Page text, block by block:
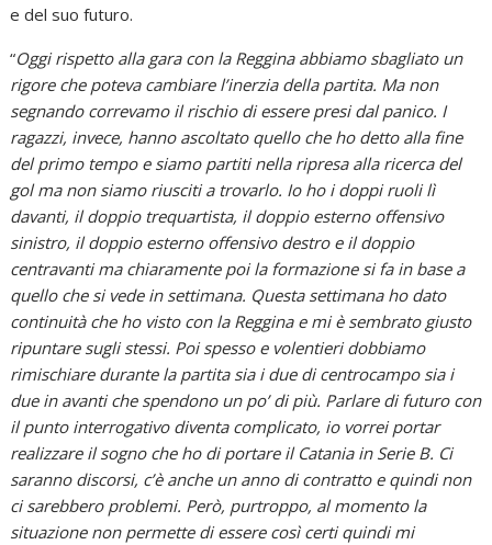
e del suo futuro.
“Oggi rispetto alla gara con la Reggina abbiamo sbagliato un
rigore che poteva cambiare l’inerzia della partita. Ma non
segnando correvamo il rischio di essere presi dal panico. I
ragazzi, invece, hanno ascoltato quello che ho detto alla fine
del primo tempo e siamo partiti nella ripresa alla ricerca del
gol ma non siamo riusciti a trovarlo. Io ho i doppi ruoli lì
davanti, il doppio trequartista, il doppio esterno offensivo
sinistro, il doppio esterno offensivo destro e il doppio
centravanti ma chiaramente poi la formazione si fa in base a
quello che si vede in settimana. Questa settimana ho dato
continuità che ho visto con la Reggina e mi è sembrato giusto
ripuntare sugli stessi. Poi spesso e volentieri dobbiamo
rimischiare durante la partita sia i due di centrocampo sia i
due in avanti che spendono un po’ di più. Parlare di futuro con
il punto interrogativo diventa complicato, io vorrei portar
realizzare il sogno che ho di portare il Catania in Serie B. Ci
saranno discorsi, c’è anche un anno di contratto e quindi non
ci sarebbero problemi. Però, purtroppo, al momento la
situazione non permette di essere così certi quindi mi